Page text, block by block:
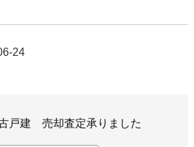
24
戸建 売却査定承りました